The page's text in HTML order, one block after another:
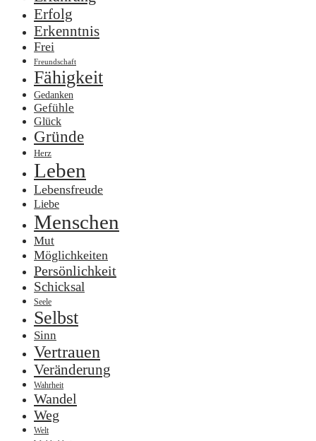
Erfolg
Erkenntnis
Frei
Freundschaft
Fähigkeit
Gedanken
Gefühle
Glück
Gründe
Herz
Leben
Lebensfreude
Liebe
Menschen
Mut
Möglichkeiten
Persönlichkeit
Schicksal
Seele
Selbst
Sinn
Vertrauen
Veränderung
Wahrheit
Wandel
Weg
Welt